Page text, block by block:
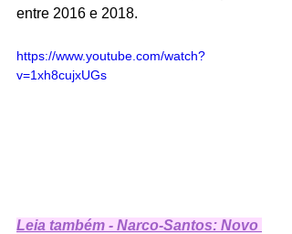
entre 2016 e 2018.
https://www.youtube.com/watch?
v=1xh8cujxUGs
Leia também - Narco-Santos: Novo